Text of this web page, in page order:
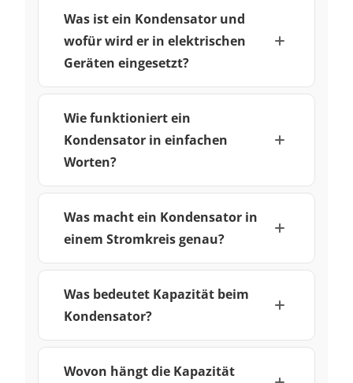
Was ist ein Kondensator und
wofür wird er in elektrischen
Geräten eingesetzt?
Wie funktioniert ein
Kondensator in einfachen
Worten?
Was macht ein Kondensator in
einem Stromkreis genau?
Was bedeutet Kapazität beim
Kondensator?
Wovon hängt die Kapazität